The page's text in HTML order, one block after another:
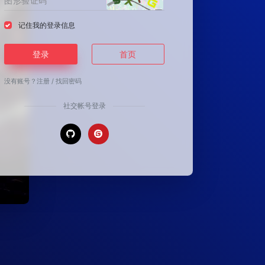
记住我的登录信息
登录 首页
没有账号？注册 /找回密码
社交帐号登录